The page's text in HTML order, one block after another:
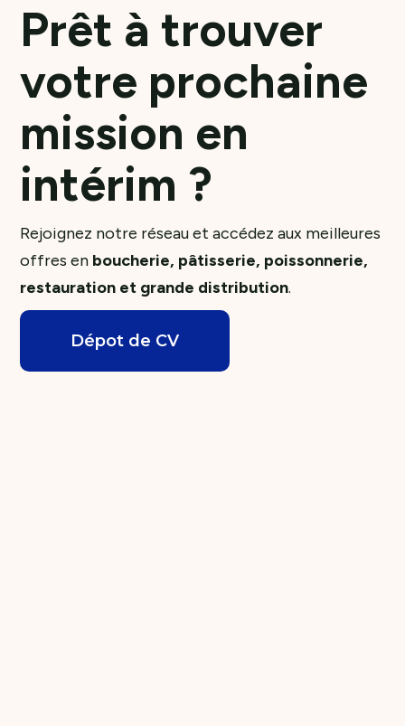
Prêt à trouver
votre prochaine
mission en
intérim ?
Rejoignez notre réseau et accédez aux meilleures
offres en boucherie, pâtisserie, poissonnerie,
restauration et grande distribution.
Dépot de CV